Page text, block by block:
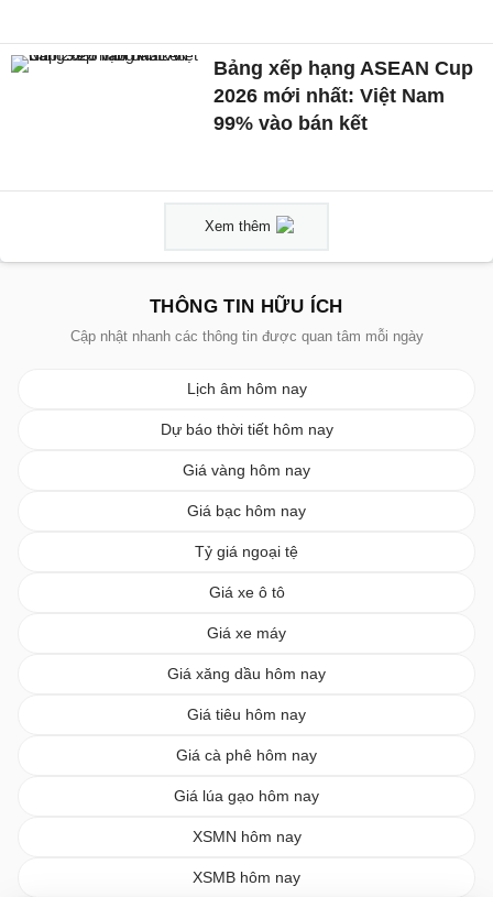
Bảng xếp hạng ASEAN Cup
2026 mới nhất: Việt Nam
99% vào bán kết
Xem thêm
THÔNG TIN HỮU ÍCH
Cập nhật nhanh các thông tin được quan tâm mỗi ngày
Lịch âm hôm nay
Dự báo thời tiết hôm nay
Giá vàng hôm nay
Giá bạc hôm nay
Tỷ giá ngoại tệ
Giá xe ô tô
Giá xe máy
Giá xăng dầu hôm nay
Giá tiêu hôm nay
Giá cà phê hôm nay
Giá lúa gạo hôm nay
XSMN hôm nay
XSMB hôm nay